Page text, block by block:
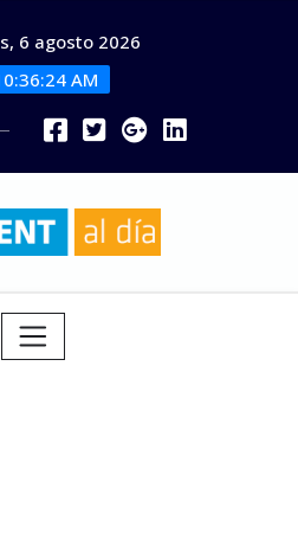
6 agosto 2026
AM